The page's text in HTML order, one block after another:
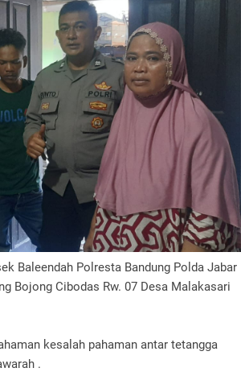
Baleendah Polresta Bandung Polda Jabar
Bojong Cibodas Rw. 07 Desa Malakasari
kesalah pahaman antar tetangga
.